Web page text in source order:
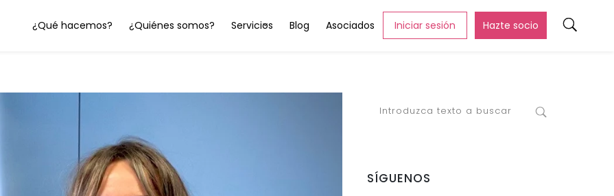
¿Qué hacemos? ¿Quiénes somos? Servicios Blog Asociados Iniciar sesión Hazte socio
SÍGUENOS